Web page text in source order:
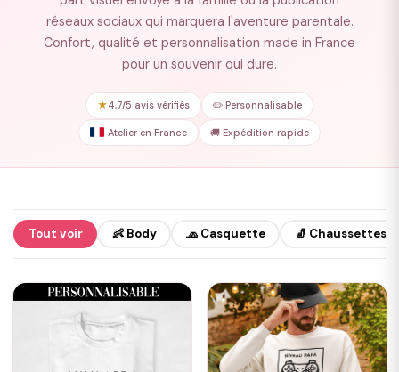
réseaux sociaux qui marquera l'aventure parentale.
Confort, qualité et personnalisation made in France
pour un souvenir qui dure.
★4,7/5 avis vérifiés ✏️ Personnalisable
Atelier en France 🚚 Expédition rapide
Tout voir 👶 Body 🧢 Casquette 🧦 Chaussettes